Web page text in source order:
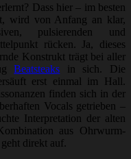
Dass hier – im besten
wird von Anfang an klar,
pulsierenden und
rücken. Ja, dieses
Konstrukt trägt bei aller
Beatsteaks in sich. Die
erst einmal im Hall.
finden sich in der
Vocals getrieben –
Interpretation der alten
aus Ohrwurm-
direkt auf.